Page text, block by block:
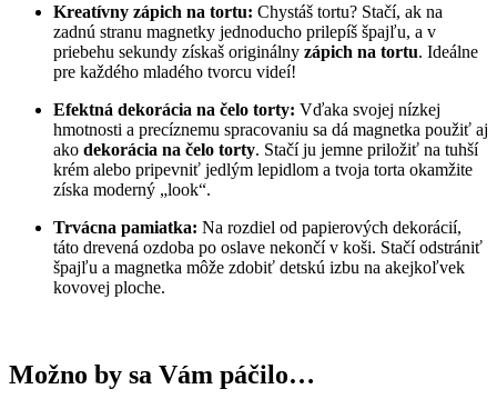
Kreatívny zápich na tortu: Chystáš tortu? Stačí, ak na
zadnú stranu magnetky jednoducho prilepíš špajľu, a v
priebehu sekundy získaš originálny zápich na tortu. Ideálne
pre každého mladého tvorcu videí!
Efektná dekorácia na čelo torty: Vďaka svojej nízkej
hmotnosti a precíznemu spracovaniu sa dá magnetka použiť aj
ako dekorácia na čelo torty. Stačí ju jemne priložiť na tuhší
krém alebo pripevniť jedlým lepidlom a tvoja torta okamžite
získa moderný „look“.
Trvácna pamiatka: Na rozdiel od papierových dekorácií,
táto drevená ozdoba po oslave nekončí v koši. Stačí odstrániť
špajľu a magnetka môže zdobiť detskú izbu na akejkoľvek
kovovej ploche.
Možno by sa Vám páčilo…